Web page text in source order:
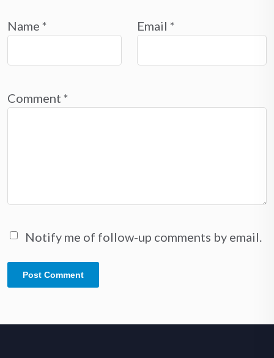
Name * Email *
Comment *
Notify me of follow-up comments by email.